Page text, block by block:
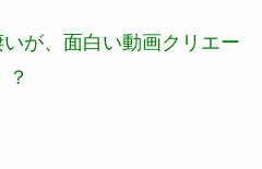
が、面白い動画クリエー
？